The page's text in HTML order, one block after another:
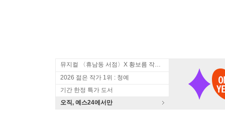
뮤지컬 〈휴남동 서점〉X 황보름 작가 북토크
2026 젊은 작가 1위 : 청예
기간 한정 특가 도서
오직, 예스24에서만